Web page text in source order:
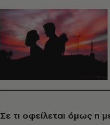
Σε τι οφείλεται όμως η